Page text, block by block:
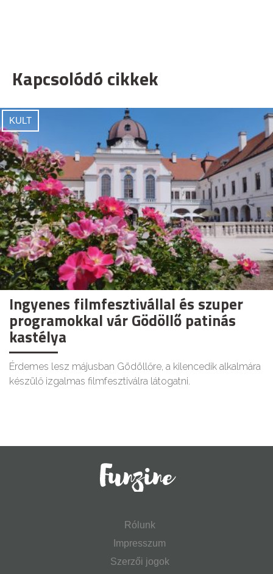
Kapcsolódó cikkek
KULT
Ingyenes filmfesztivállal és szuper
programokkal vár Gödöllő patinás
kastélya
Érdemes lesz májusban Gödöllőre, a kilencedik alkalmára
készülő izgalmas filmfesztiválra látogatni.
Rólunk
Impresszum
Szerzői jogok